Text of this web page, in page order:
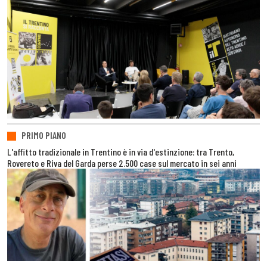
PRIMO PIANO
L'affitto tradizionale in Trentino è in via d'estinzione: tra Trento,
Rovereto e Riva del Garda perse 2.500 case sul mercato in sei anni